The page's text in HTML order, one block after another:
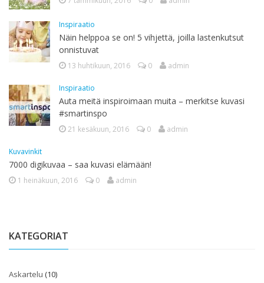
Inspiraatio
Näin helppoa se on! 5 vihjettä, joilla lastenkutsut
onnistuvat
13 huhtikuun, 2016 0 admin
Inspiraatio
Auta meitä inspiroimaan muita – merkitse kuvasi
#smartinspo
21 kesäkuun, 2016 0 admin
Kuvavinkit
7000 digikuvaa – saa kuvasi elämään!
1 heinäkuun, 2016 0 admin
KATEGORIAT
Askartelu (10)